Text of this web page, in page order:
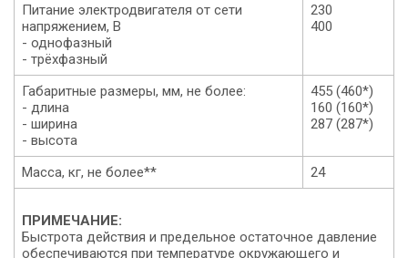
Питание электродвигателя от сети
напряжением, В
- однофазный
- трёхфазный
230
400
Габаритные размеры, мм, не более:
- длина
- ширина
- высота
455 (460*)
160 (160*)
287 (287*)
Масса, кг, не более** 24
ПРИМЕЧАНИЕ:
Быстрота действия и предельное остаточное давление
обеспечиваются при температуре окружающего и